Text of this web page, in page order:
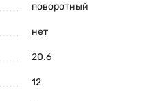
поворотный
нет
20.6
12